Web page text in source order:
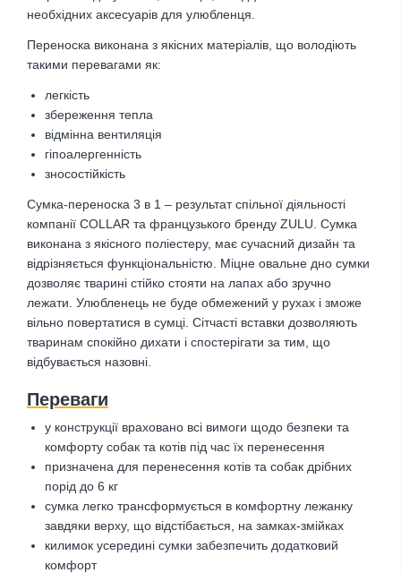
необхідних аксесуарів для улюбленця.
Переноска виконана з якісних матеріалів, що володіють
такими перевагами як:
легкість
збереження тепла
відмінна вентиляція
гіпоалергенність
зносостійкість
Сумка-переноска 3 в 1 – результат спільної діяльності
компанії COLLAR та французького бренду ZULU. Сумка
виконана з якісного поліестеру, має сучасний дизайн та
відрізняється функціональністю. Міцне овальне дно сумки
дозволяє тварині стійко стояти на лапах або зручно
лежати. Улюбленець не буде обмежений у рухах і зможе
вільно повертатися в сумці. Сітчасті вставки дозволяють
тваринам спокійно дихати і спостерігати за тим, що
відбувається назовні.
Переваги
у конструкції враховано всі вимоги щодо безпеки та
комфорту собак та котів під час їх перенесення
призначена для перенесення котів та собак дрібних
порід до 6 кг
сумка легко трансформується в комфортну лежанку
завдяки верху, що відстібається, на замках-змійках
килимок усередині сумки забезпечить додатковий
комфорт